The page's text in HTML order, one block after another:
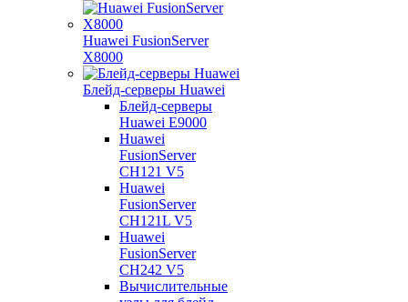
Huawei FusionServer
X8000
Блейд-серверы Huawei
Блейд-серверы
Huawei E9000
Huawei
FusionServer
CH121 V5
Huawei
FusionServer
CH121L V5
Huawei
FusionServer
CH242 V5
Вычислительные